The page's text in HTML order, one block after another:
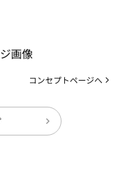
コンセプトページへ